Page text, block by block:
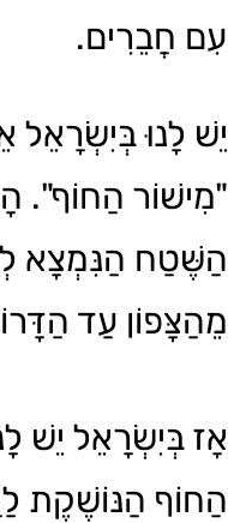
עִם חֲבֵרִים.
יֵשׁ לָנוּ בְּיִשְׂרָאֵל
"מִישׁוֹר הַחוֹף".
הַשֶּׁטַח הַנִּמְצָא
מֵהַצָּפוֹן עַד
אָז בְּיִשְׂרָאֵל יֵשׁ
הַחוֹף הַנּוֹשֶׁקֶת